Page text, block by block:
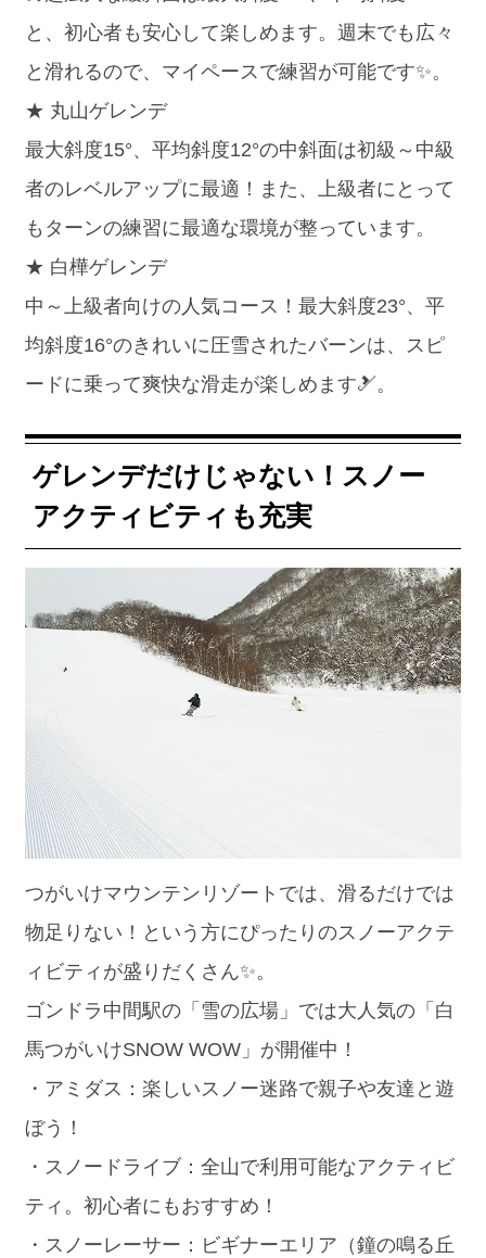
と、初心者も安心して楽しめます。週末でも広々
と滑れるので、マイペースで練習が可能です✨。
★ 丸山ゲレンデ
最大斜度15°、平均斜度12°の中斜面は初級～中級
者のレベルアップに最適！また、上級者にとって
もターンの練習に最適な環境が整っています。
★ 白樺ゲレンデ
中～上級者向けの人気コース！最大斜度23°、平
均斜度16°のきれいに圧雪されたバーンは、スピ
ードに乗って爽快な滑走が楽しめます🎿。
ゲレンデだけじゃない！スノー
アクティビティも充実
つがいけマウンテンリゾートでは、滑るだけでは
物足りない！という方にぴったりのスノーアクテ
ィビティが盛りだくさん✨。
ゴンドラ中間駅の「雪の広場」では大人気の「白
馬つがいけSNOW WOW」が開催中！
・アミダス：楽しいスノー迷路で親子や友達と遊
ぼう！
・スノードライブ：全山で利用可能なアクティビ
ティ。初心者にもおすすめ！
・スノーレーサー：ビギナーエリア（鐘の鳴る丘